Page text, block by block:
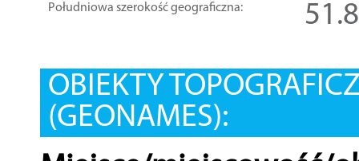
Południowa szerokość geograficzna:
OBIEKTY
(GEONAMES):